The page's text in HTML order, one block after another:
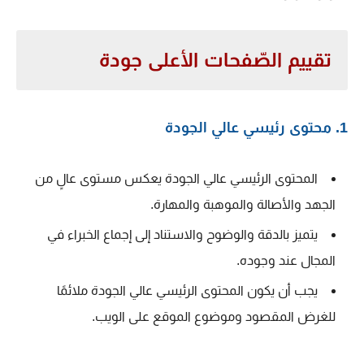
تقييم الصّفحات الأعلى جودة
1. محتوى رئيسي عالي الجودة
المحتوى الرئيسي عالي الجودة يعكس مستوى عالٍ من
الجهد والأصالة والموهبة والمهارة.
يتميز بالدقة والوضوح والاستناد إلى إجماع الخبراء في
المجال عند وجوده.
يجب أن يكون المحتوى الرئيسي عالي الجودة ملائمًا
للغرض المقصود وموضوع الموقع على الويب.